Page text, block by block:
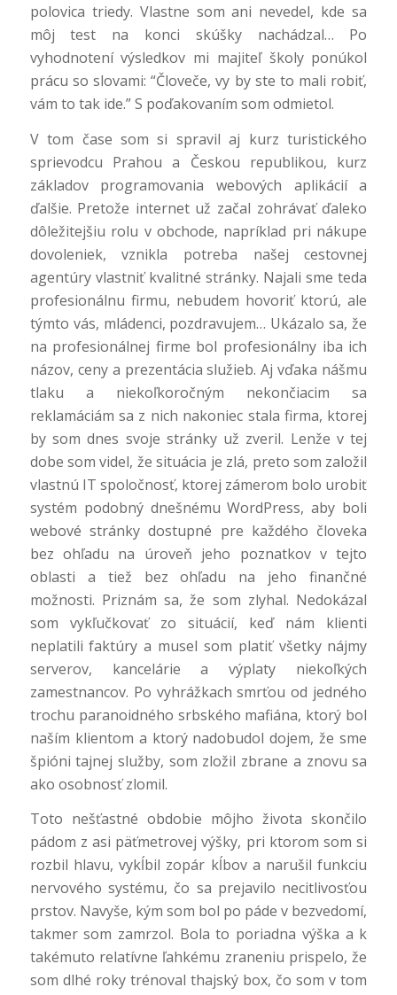
polovica triedy. Vlastne som ani nevedel, kde sa
môj test na konci skúšky nachádzal… Po
vyhodnotení výsledkov mi majiteľ školy ponúkol
prácu so slovami: “Človeče, vy by ste to mali robiť,
vám to tak ide.” S poďakovaním som odmietol.
V tom čase som si spravil aj kurz turistického
sprievodcu Prahou a Českou republikou, kurz
základov programovania webových aplikácií a
ďalšie. Pretože internet už začal zohrávať ďaleko
dôležitejšiu rolu v obchode, napríklad pri nákupe
dovoleniek, vznikla potreba našej cestovnej
agentúry vlastniť kvalitné stránky. Najali sme teda
profesionálnu firmu, nebudem hovoriť ktorú, ale
týmto vás, mládenci, pozdravujem… Ukázalo sa, že
na profesionálnej firme bol profesionálny iba ich
názov, ceny a prezentácia služieb. Aj vďaka nášmu
tlaku a niekoľkoročným nekončiacim sa
reklamáciám sa z nich nakoniec stala firma, ktorej
by som dnes svoje stránky už zveril. Lenže v tej
dobe som videl, že situácia je zlá, preto som založil
vlastnú IT spoločnosť, ktorej zámerom bolo urobiť
systém podobný dnešnému WordPress, aby boli
webové stránky dostupné pre každého človeka
bez ohľadu na úroveň jeho poznatkov v tejto
oblasti a tiež bez ohľadu na jeho finančné
možnosti. Priznám sa, že som zlyhal. Nedokázal
som vykľučkovať zo situácií, keď nám klienti
neplatili faktúry a musel som platiť všetky nájmy
serverov, kancelárie a výplaty niekoľkých
zamestnancov. Po vyhrážkach smrťou od jedného
trochu paranoidného srbského mafiána, ktorý bol
naším klientom a ktorý nadobudol dojem, že sme
špióni tajnej služby, som zložil zbrane a znovu sa
ako osobnosť zlomil.
Toto nešťastné obdobie môjho života skončilo
pádom z asi päťmetrovej výšky, pri ktorom som si
rozbil hlavu, vykĺbil zopár kĺbov a narušil funkciu
nervového systému, čo sa prejavilo necitlivosťou
prstov. Navyše, kým som bol po páde v bezvedomí,
takmer som zamrzol. Bola to poriadna výška a k
takémuto relatívne ľahkému zraneniu prispelo, že
som dlhé roky trénoval thajský box, čo som v tom